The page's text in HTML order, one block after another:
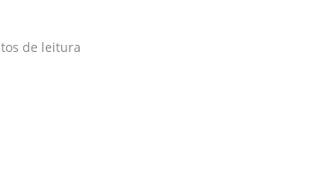
de leitura